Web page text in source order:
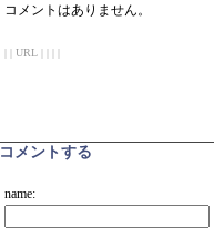
コメントはありません。
| | URL | | | |
コメントする
name: